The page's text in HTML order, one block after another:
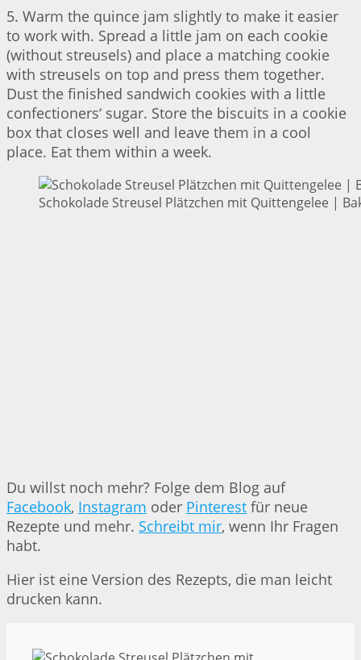
5. Warm the quince jam slightly to make it easier
to work with. Spread a little jam on each cookie
(without streusels) and place a matching cookie
with streusels on top and press them together.
Dust the finished sandwich cookies with a little
confectioners‘ sugar. Store the biscuits in a cookie
box that closes well and leave them in a cool
place. Eat them within a week.
Schokolade Streusel Plätzchen mit Quittengelee |
Du willst noch mehr? Folge dem Blog auf
Facebook, Instagram oder Pinterest für neue
Rezepte und mehr. Schreibt mir, wenn Ihr Fragen
habt.
Hier ist eine Version des Rezepts, die man leicht
drucken kann.